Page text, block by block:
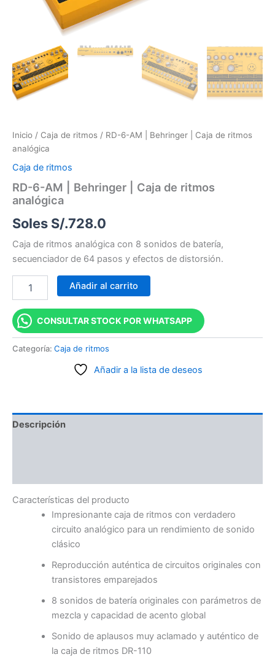
Inicio / Caja de ritmos / RD-6-AM | Behringer | Caja de ritmos
analógica
Caja de ritmos
RD-6-AM | Behringer | Caja de ritmos
analógica
Soles S/.728.0
Caja de ritmos analógica con 8 sonidos de batería,
secuenciador de 64 pasos y efectos de distorsión.
Añadir al carrito
CONSULTAR STOCK POR WHATSAPP
Categoría: Caja de ritmos
Añadir a la lista de deseos
Descripción
Características del producto
Impresionante caja de ritmos con verdadero
circuito analógico para un rendimiento de sonido
clásico
Reproducción auténtica de circuitos originales con
transistores emparejados
8 sonidos de batería originales con parámetros de
mezcla y capacidad de acento global
Sonido de aplausos muy aclamado y auténtico de
la caja de ritmos DR-110